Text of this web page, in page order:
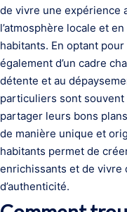
de vivre une expérience
l’atmosphère locale et
habitants. En optant
également d’un cadre
détente et au
particuliers sont
partager leurs bons
de manière unique et
habitants permet de
enrichissants et de vivre
d’authenticité.